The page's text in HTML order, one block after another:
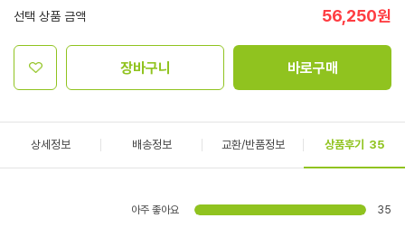
선택 상품 금액 56,250원
장바구니 바로구매
상세정보 배송정보 교환/반품정보 상품후기 35
아주 좋아요
35